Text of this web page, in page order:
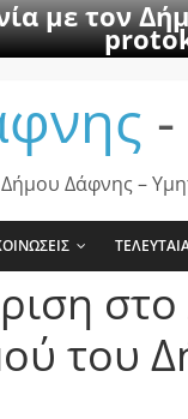
με τον
-
Δάφνης –
του